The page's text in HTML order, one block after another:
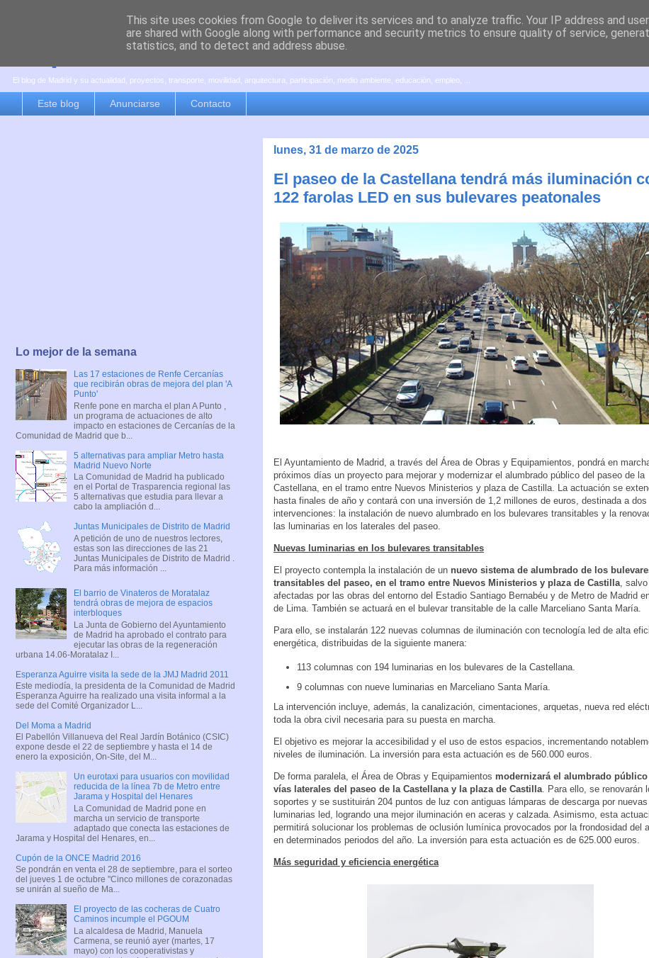
es por madrid
El blog de Madrid y su actualidad, proyectos, transporte, movilidad, arquitectura, participación, medio ambiente, educación, empleo, ...
Este blog Anunciarse Contacto
lunes, 31 de marzo de 2025
El paseo de la Castellana tendrá más iluminación
122 farolas LED en sus bulevares peatonales
El Ayuntamiento de Madrid, a través del Área de Obras y Equipamientos, pondrá en
próximos días un proyecto para mejorar y modernizar el alumbrado público del paseo de la
Castellana, en el tramo entre Nuevos Ministerios y plaza de Castilla. La actuación se
hasta finales de año y contará con una inversión de 1,2 millones de euros, destinada a dos
intervenciones: la instalación de nuevo alumbrado en los bulevares transitables y la
las luminarias en los laterales del paseo.
Nuevas luminarias en los bulevares transitables
El proyecto contempla la instalación de un nuevo sistema de alumbrado de los
transitables del paseo, en el tramo entre Nuevos Ministerios y plaza de Castilla ,
afectadas por las obras del entorno del Estadio Santiago Bernabéu y de Metro de Madrid
de Lima. También se actuará en el bulevar transitable de la calle Marceliano Santa María.
Para ello, se instalarán 122 nuevas columnas de iluminación con tecnología led de alta
energética, distribuidas de la siguiente manera:
113 columnas con 194 luminarias en los bulevares de la Castellana.
9 columnas con nueve luminarias en Marceliano Santa María.
La intervención incluye, además, la canalización, cimentaciones, arquetas, nueva red
toda la obra civil necesaria para su puesta en marcha.
El objetivo es mejorar la accesibilidad y el uso de estos espacios, incrementando
niveles de iluminación. La inversión para esta actuación es de 560.000 euros.
De forma paralela, el Área de Obras y Equipamientos modernizará el alumbrado
vías laterales del paseo de la Castellana y la plaza de Castilla . Para ello, se renovarán
soportes y se sustituirán 204 puntos de luz con antiguas lámparas de descarga por nuevas
luminarias led, logrando una mejor iluminación en aceras y calzada. Asimismo, esta
permitirá solucionar los problemas de oclusión lumínica provocados por la frondosidad del
en determinados periodos del año. La inversión para esta actuación es de 625.000 euros.
Más seguridad y eficiencia energética
Lo mejor de la semana
Las 17 estaciones de Renfe Cercanías
que recibirán obras de mejora del plan 'A
Punto'
Renfe pone en marcha el plan A Punto ,
un programa de actuaciones de alto
impacto en estaciones de Cercanías de la
Comunidad de Madrid que b...
5 alternativas para ampliar Metro hasta
Madrid Nuevo Norte
La Comunidad de Madrid ha publicado
en el Portal de Trasparencia regional las
5 alternativas que estudia para llevar a
cabo la ampliación d...
Juntas Municipales de Distrito de Madrid
A petición de uno de nuestros lectores,
estas son las direcciones de las 21
Juntas Municipales de Distrito de Madrid .
Para más información ...
El barrio de Vinateros de Moratalaz
tendrá obras de mejora de espacios
interbloques
La Junta de Gobierno del Ayuntamiento
de Madrid ha aprobado el contrato para
ejecutar las obras de la regeneración
urbana 14.06-Moratalaz I...
Esperanza Aguirre visita la sede de la JMJ Madrid 2011
Este mediodía, la presidenta de la Comunidad de Madrid
Esperanza Aguirre ha realizado una visita informal a la
sede del Comité Organizador L...
Del Moma a Madrid
El Pabellón Villanueva del Real Jardín Botánico (CSIC)
expone desde el 22 de septiembre y hasta el 14 de
enero la exposición, On-Site, del M...
Un eurotaxi para usuarios con movilidad
reducida de la línea 7b de Metro entre
Jarama y Hospital del Henares
La Comunidad de Madrid pone en
marcha un servicio de transporte
adaptado que conecta las estaciones de
Jarama y Hospital del Henares, en...
Cupón de la ONCE Madrid 2016
Se pondrán en venta el 28 de septiembre, para el sorteo
del jueves 1 de octubre "Cinco millones de corazonadas
se unirán al sueño de Ma...
El proyecto de las cocheras de Cuatro
Caminos incumple el PGOUM
La alcaldesa de Madrid, Manuela
Carmena, se reunió ayer (martes, 17
mayo) con los cooperativistas y
This site uses cookies from Google to deliver its services and to analyze traffic. Your IP address and
are shared with Google along with performance and security metrics to ensure quality of service,
statistics, and to detect and address abuse.